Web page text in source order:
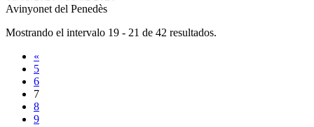
Avinyonet del Penedès
Mostrando el intervalo 19 - 21 de 42 resultados.
«
5
6
7
8
9